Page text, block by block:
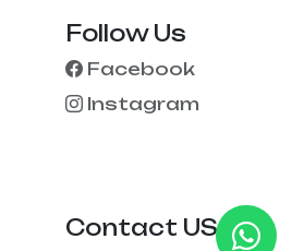
Follow Us
Facebook
Instagram
Contact US